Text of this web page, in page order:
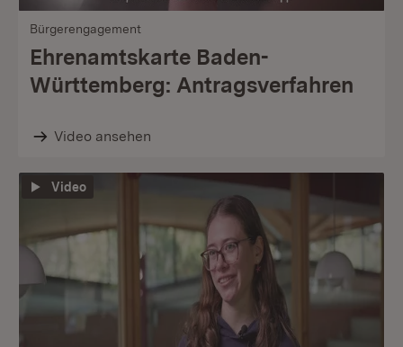
Bürgerengagement
Ehrenamtskarte Baden-
Württemberg: Antragsverfahren
Video ansehen
Video